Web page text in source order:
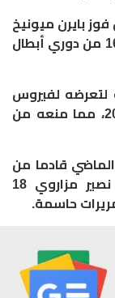
بايرن ميونيخ
على باريس سان جيرمان في ذهاب دور الـ 16 من دوري أبطال
لتعرضه لفيروس
“كوفيد-19” في نهاية مونديال قطر 2022، مما منعه من
قادما من
أياكس أمستردام، لعب الظهير الأيمن نصير مزاروي 18
حاسمة.